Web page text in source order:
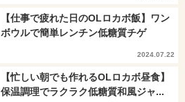
【仕事で疲れた日のOLロカボ飯】ワン
ボウルで簡単レンチン低糖質チゲ
2024.07.22
【忙しい朝でも作れるOLロカボ昼食】
保温調理でラクラク低糖質和風ジャ...